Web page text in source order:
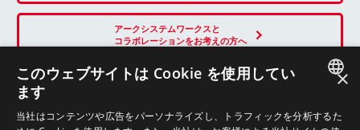
アークシステムワークスと
コラボレーションをお考えの方へ
SNS
×
このウェブサイトは Cookie を使用してい
ます
当社はコンテンツや広告をパーソナライズし、トラフィックを分析するた